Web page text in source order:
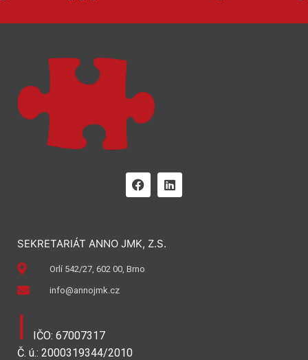
SEKRETARIÁT ANNO JMK, Z.S.
Orlí 542/27, 602 00, Brno
info@annojmk.cz
I
IČO: 67007317
Č. ú.: 2000319344/2010